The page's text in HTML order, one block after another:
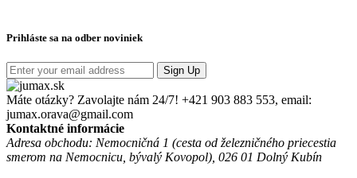
Prihláste sa na odber noviniek
Sign Up
Máte otázky? Zavolajte nám 24/7! +421 903 883 553, email:
jumax.orava@gmail.com
Kontaktné informácie
Adresa obchodu: Nemocničná 1 (cesta od železničného priecestia
smerom na Nemocnicu, bývalý Kovopol), 026 01 Dolný Kubín